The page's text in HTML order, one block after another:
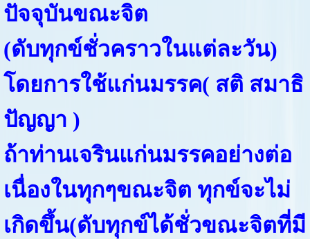
ปัจจุบันขณะจิต
(ดับทุกข์ชั่วคราวในแต่ละวัน)
โดยการใช้แก่นมรรค( สติ สมาธิ
ปัญญา )
ถ้าท่านเจรินแก่นมรรคอย่างต่อ
เนื่องในทุกๆขณะจิต ทุกข์จะไม่
เกิดขึ้น(ดับทุกข์ได้ชั่วขณะจิตที่มี